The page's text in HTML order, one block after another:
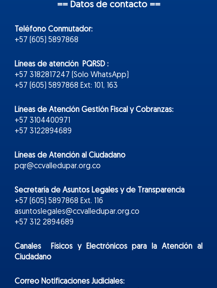
== Datos de contacto ==
Teléfono Conmutador:
+57 (605) 5897868
Líneas de atención PQRSD :
+57 3182817247 (Solo WhatsApp)
+57 (605) 5897868 Ext: 101, 163
Líneas de Atención Gestión Fiscal y Cobranzas:
+57 3104400971
+57 3122894689
Líneas de Atención al Ciudadano
pqr@ccvalledupar.org.co
Secretaría de Asuntos Legales y de Transparencia
+57 (605) 5897868 Ext. 116
asuntoslegales@ccvalledupar.org.co
+57 312 2894689
Canales Físicos yElectrónicospara la Atención al
Ciudadano
Correo Notificaciones Judiciales: